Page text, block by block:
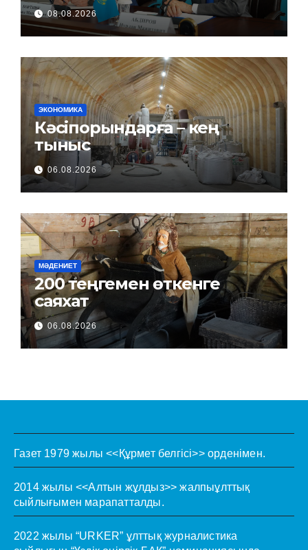
08.08.2026
ЭКОНОМИКА
Кәсіпорындарға – кең
тыныс
06.08.2026
МӘДЕНИЕТ
200 теңгемен өткенге
саяхат
06.08.2026
Газет 1979 жылы <<Құрмет белгісі>> орденімен.
2014 жылы <<Алтын жұлдыз>> жалпыұлттық
сыйлығымен марапатталды.
2022 жылы “URKER” ұлттық журналистика